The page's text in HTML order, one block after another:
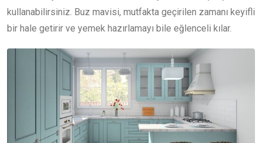
kullanabilirsiniz. Buz mavisi, mutfakta geçirilen zamanı keyifli
bir hale getirir ve yemek hazırlamayı bile eğlenceli kılar.